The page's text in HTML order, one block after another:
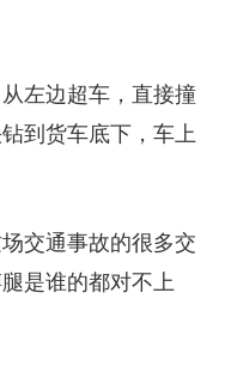
左边超车，直接撞
到货车底下，车上
交通事故的很多交
是谁的都对不上